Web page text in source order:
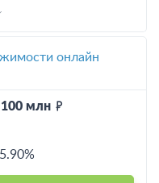
онлайн
млн